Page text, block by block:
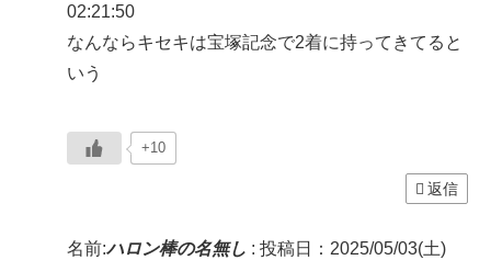
02:21:50
なんならキセキは宝塚記念で2着に持ってきてると
いう
+10
返信
名前:ハロン棒の名無し : 投稿日：2025/05/03(土)